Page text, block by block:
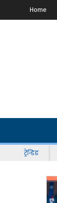
Home
ट्रेन्डिङ